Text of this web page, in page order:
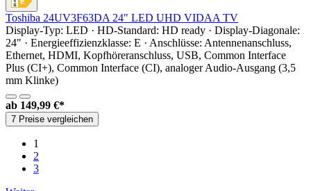
Toshiba 24UV3F63DA 24" LED UHD VIDAA TV
Display-Typ: LED · HD-Standard: HD ready · Display-Diagonale:
24" · Energieeffizienzklasse: E · Anschlüsse: Antennenanschluss,
Ethernet, HDMI, Kopfhöreranschluss, USB, Common Interface
Plus (CI+), Common Interface (CI), analoger Audio-Ausgang (3,5
mm Klinke)
ab 149,99 €*
7 Preise vergleichen
1
2
3